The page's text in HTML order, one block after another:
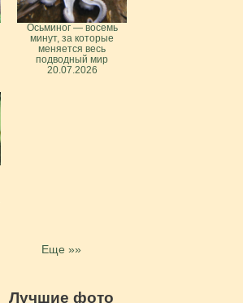
Осьминог — восемь
минут, за которые
меняется весь
подводный мир
20.07.2026
Еще »»
Лучшие фото